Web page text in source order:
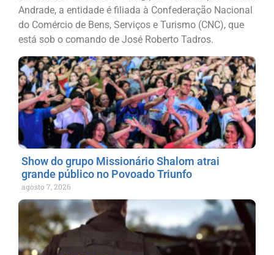
Andrade, a entidade é filiada à Confederação Nacional
do Comércio de Bens, Serviços e Turismo (CNC), que
está sob o comando de José Roberto Tadros.
Show do grupo Missionário Shalom atrai
grande público no Povoado Triunfo
agosto 7, 2026